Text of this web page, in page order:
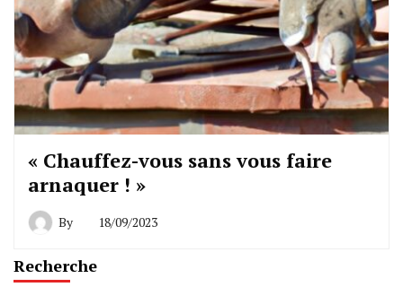
« Chauffez-vous sans vous faire
arnaquer ! »
By 18/09/2023
Recherche